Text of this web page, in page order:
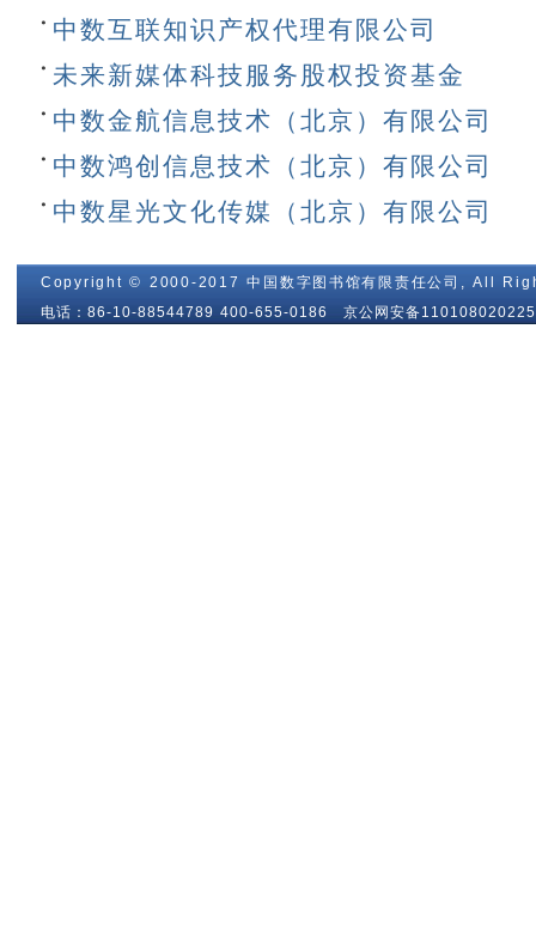
中数互联知识产权代理有限公司
未来新媒体科技服务股权投资基金
中数金航信息技术（北京）有限公司
中数鸿创信息技术（北京）有限公司
中数星光文化传媒（北京）有限公司
Copyright © 2000-2017 中国数字图书馆有限责任公司, All
电话：86-10-88544789 400-655-0186 京公网安备